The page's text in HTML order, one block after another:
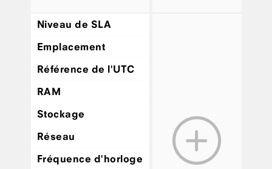
Niveau de SLA
Emplacement
Référence de l'UTC
RAM
Stockage
Réseau
Fréquence d'horloge